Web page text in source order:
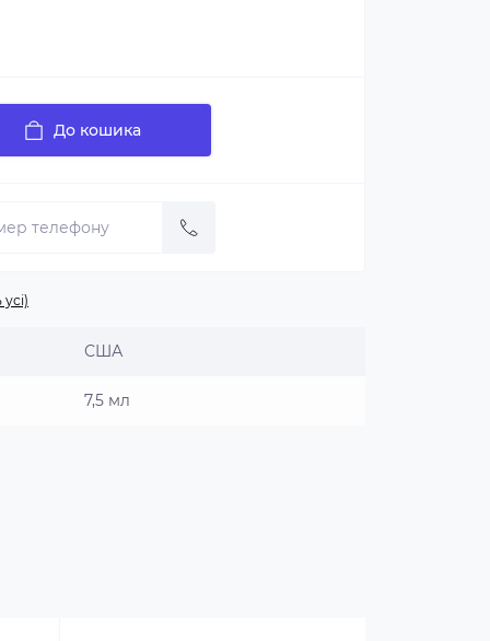
До кошика
США
7,5 мл